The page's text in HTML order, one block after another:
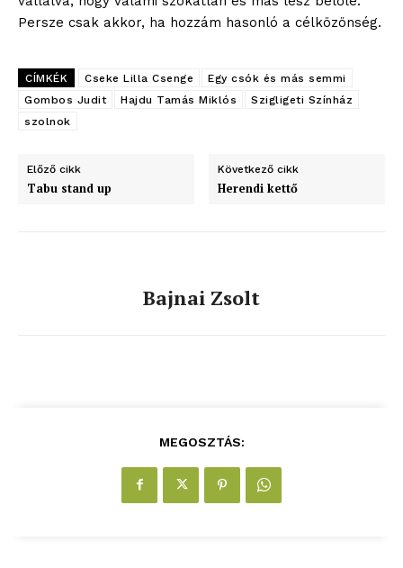
blogSZOLNOK
szubjektív élményportál
Persze csak akkor, ha hozzám hasonló a célközönség.
CÍMKÉK Cseke Lilla Csenge
Egy csók és más semmi
Gombos Judit
Hajdu Tamás Miklós
Szigligeti Színház
szolnok
Előző cikk
Tabu stand up
Következő cikk
Herendi kettő
Bajnai Zsolt
MEGOSZTÁS: